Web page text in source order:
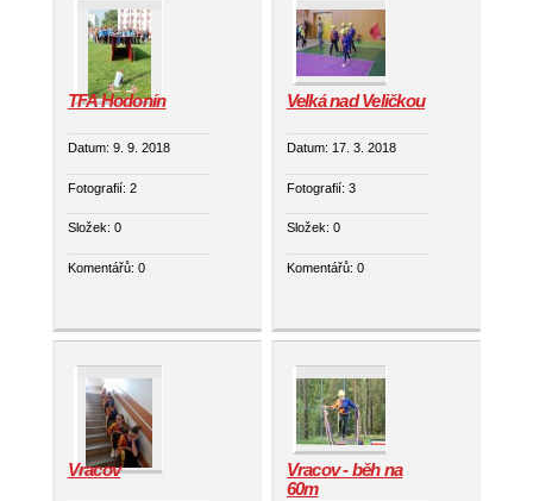
TFA Hodonín
Datum: 9. 9. 2018
Fotografií: 2
Složek: 0
Komentářů: 0
Velká nad Veličkou
Datum: 17. 3. 2018
Fotografií: 3
Složek: 0
Komentářů: 0
Vracov
Vracov - běh na
60m